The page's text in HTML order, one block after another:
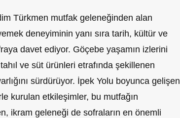
Türkmen mutfak geleneğinden alan
deneyiminin yanı sıra tarih, kültür ve
davet ediyor. Göçebe yaşamın izlerini
ve süt ürünleri etrafında şekillenen
sürdürüyor. İpek Yolu boyunca gelişen
kurulan etkileşimler, bu mutfağın
ikram geleneği de sofraların en önemli